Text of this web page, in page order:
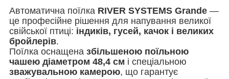
Автоматична поїлка RIVER SYSTEMS Grande —
це професійне рішення для напування великої
свійської птиці: індиків, гусей, качок і великих
бройлерів.
Поїлка оснащена збільшеною поїльною
чашею діаметром 48,4 см і спеціальною
зважувальною камерою, що гарантує